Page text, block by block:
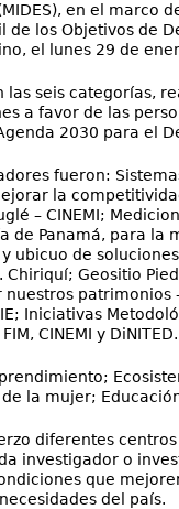
en el marco
de los Objetivos de
el lunes 29 de
las seis categorías,
a favor de las
2030 para el
fueron:
la
– CINEMI;
de Panamá, para la
ubicuo de
Geositio
patrimonios
Iniciativas
CINEMI y DiNITED.
la mujer;
diferentes
investigador o
que
del país.